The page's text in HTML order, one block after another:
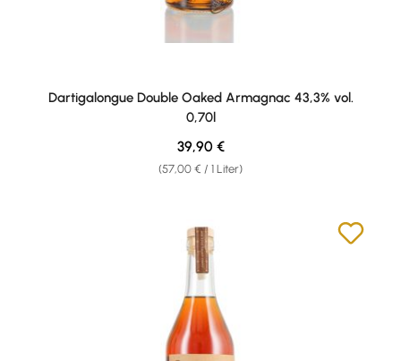
Dartigalongue Double Oaked Armagnac 43,3% vol.
0,70l
(57,00 € / 1 Liter)
Regulärer Preis:
39,90 €